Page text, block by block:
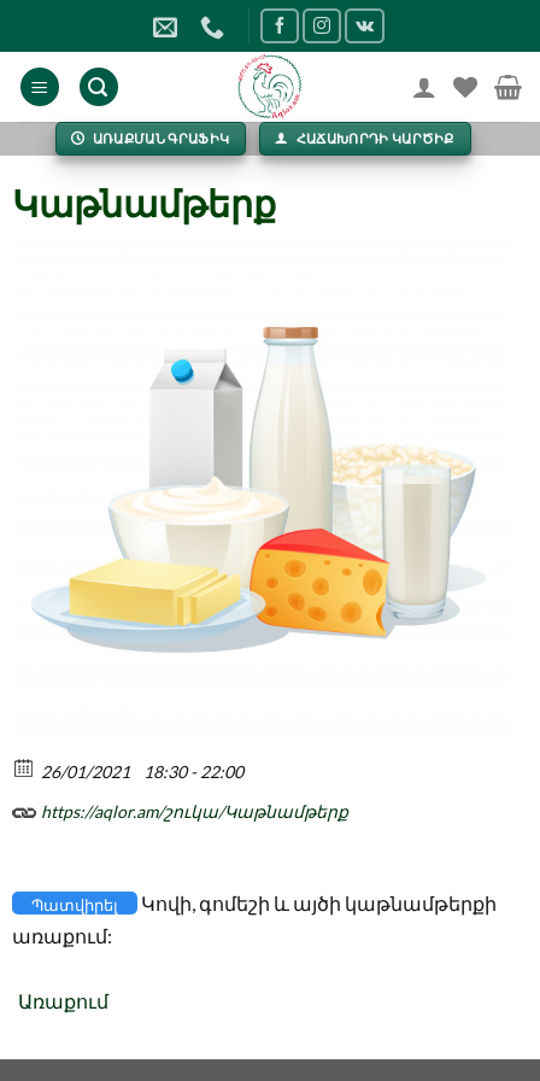
content
ԱՌԱՔՄԱՆ ԳՐԱՖԻԿ ՀԱՃԱԽՈՐԴԻ ԿԱՐԾԻՔ
Կաթնամթերք
26/01/2021
18:30 - 22:00
https://aqlor.am/շուկա/Կաթնամթերք
Պատվիրել
Կովի, գոմեշի և այծի կաթնամթերքի
առաքում:
Առաքում